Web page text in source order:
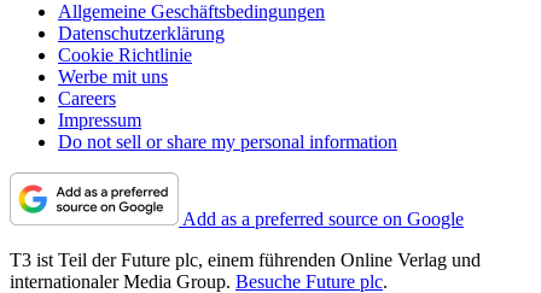
Allgemeine Geschäftsbedingungen
Datenschutzerklärung
Cookie Richtlinie
Werbe mit uns
Careers
Impressum
Do not sell or share my personal information
Add as a preferred source on Google
T3 ist Teil der Future plc, einem führenden Online Verlag und
internationaler Media Group. Besuche Future plc.